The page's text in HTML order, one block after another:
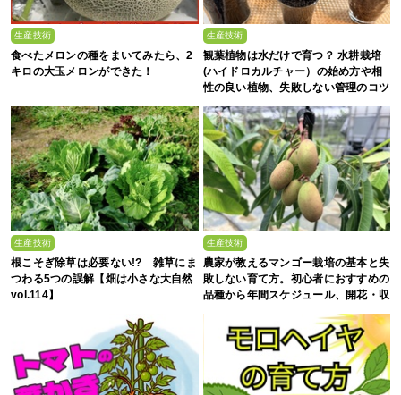
生産技術
食べたメロンの種をまいてみたら、2
キロの大玉メロンができた！
生産技術
観葉植物は水だけで育つ？ 水耕栽培
(ハイドロカルチャー）の始め方や相
性の良い植物、失敗しない管理のコツ
まで徹底解説
生産技術
根こそぎ除草は必要ない!? 雑草にま
つわる5つの誤解【畑は小さな大自然
vol.114】
生産技術
農家が教えるマンゴー栽培の基本と失
敗しない育て方。初心者におすすめの
品種から年間スケジュール、開花・収
穫のコツまで徹底解説